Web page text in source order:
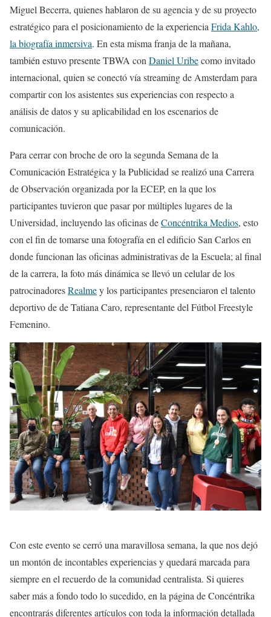
Miguel Becerra, quienes hablaron de su agencia y de su proyecto
estratégico para el posicionamiento de la experienciaFrida Kahlo,
la biografía inmersiva. En esta misma franja de la mañana,
también estuvo presente TBWA conDaniel Uribecomo invitado
internacional, quien se conectó vía streaming de Amsterdam para
compartir con los asistentes sus experiencias con respecto a
análisis de datos y su aplicabilidad en los escenarios de
comunicación.
Para cerrar con broche de oro la segunda Semana de la
Comunicación Estratégica y la Publicidad se realizó una Carrera
de Observación organizada por la ECEP, en la que los
participantes tuvieron que pasar por múltiples lugares de la
Universidad, incluyendo las oficinas deConcéntrika Medios, esto
con el fin de tomarse una fotografía en el edificio San Carlos en
donde funcionan las oficinas administrativas de la Escuela; al final
de la carrera, la foto más dinámica se llevó un celular de los
patrocinadoresRealmey los participantes presenciaron el talento
deportivo de de Tatiana Caro, representante del Fútbol Freestyle
Femenino.
Con este evento se cerró una maravillosa semana, la que nos dejó
un montón de incontables experiencias y quedará marcada para
siempre en el recuerdo de la comunidad centralista. Si quieres
saber más a fondo todo lo sucedido, en la página de Concéntrika
encontrarás diferentes artículos con toda la información detallada